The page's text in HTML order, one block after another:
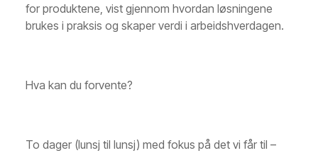
for produktene, vist gjennom hvordan løsningene
brukes i praksis og skaper verdi i arbeidshverdagen.
Hva kan du forvente?
To dager (lunsj til lunsj) med fokus på det vi får til –